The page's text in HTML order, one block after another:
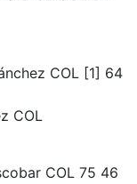
COL [1] 64
COL
COL 75 46